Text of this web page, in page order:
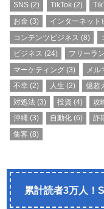
SNS (2) TikTok(2)
お金 (3) インターネット
コンテンツビジネス (8)
ビジネス (24) フリーラ
マーケティング (3) メル
不幸 (2) 人生 (2) 億超
対処法 (3) 投資 (4) 攻
沖縄 (3) 自動化(6) 詐
集客 (8)
累計読者3万人！